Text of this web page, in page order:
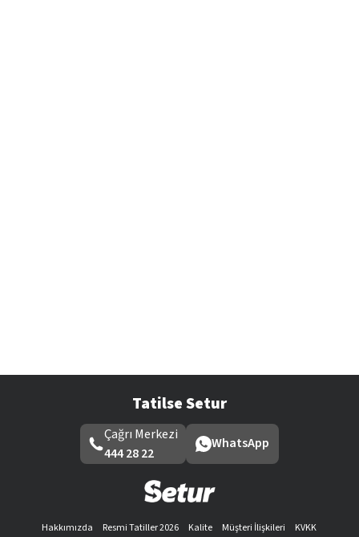
Tatilse Setur
Çağrı Merkezi
444 28 22
WhatsApp
Hakkımızda Resmi Tatiller 2026 Kalite Müşteri İlişkileri
KVKK